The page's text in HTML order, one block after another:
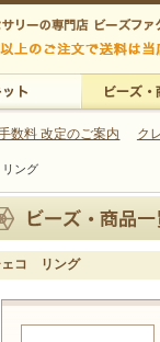
ど・アクセサリーの専
リーの専門店 ビーズフ
トリー 5,000円以上のご
数料 改定のご案内 ク
ング
ェコ リング